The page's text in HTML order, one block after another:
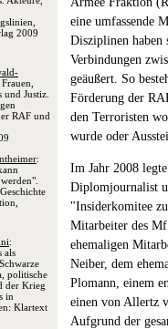
2009
Frauen,
und Justiz.
RAF und
:
:
als
politische
der Krieg
in
Klartext
eine umfassende
Disziplinen haben
Verbindungen
geäußert. So
Förderung der
den Terroristen
wurde oder
Im Jahr 2008
Diplomjournalist
"Insiderkomitee
Mitarbeiter des
ehemaligen
Neiber, dem
Plomann, einem
einen von Allertz
Aufgrund der